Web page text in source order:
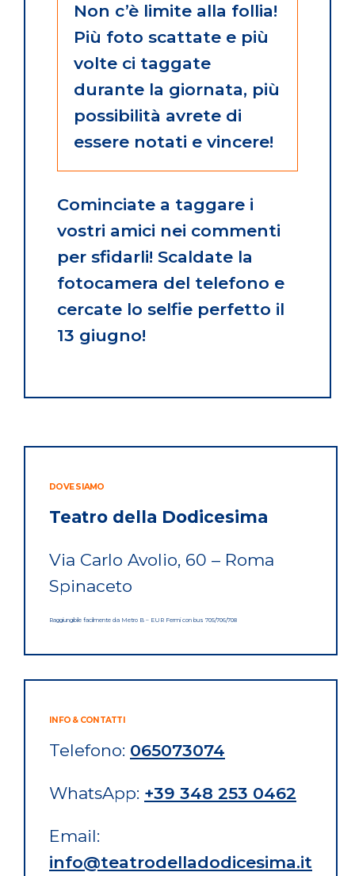
Non c’è limite alla follia!
Più foto scattate e più
volte ci taggate
durante la giornata, più
possibilità avrete di
essere notati e vincere!
Cominciate a taggare i
vostri amici nei commenti
per sfidarli! Scaldate la
fotocamera del telefono e
cercate lo selfie perfetto il
13 giugno!
DOVE SIAMO
Teatro della Dodicesima
Via Carlo Avolio, 60 – Roma
Spinaceto
Raggiungibile facilmente da Metro B – EUR Fermi con bus 705/706/708
INFO & CONTATTI
Telefono: 065073074
WhatsApp: +39 348 253 0462
Email:
info@teatrodelladodicesima.it